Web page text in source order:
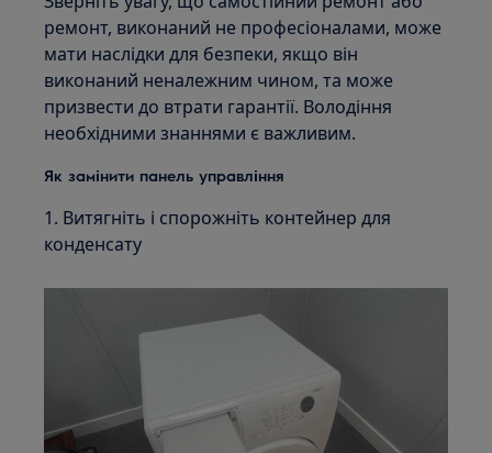
ремонт, виконаний не професіоналами, може
мати наслідки для безпеки, якщо він
виконаний неналежним чином, та може
призвести до втрати гарантії. Володіння
необхідними знаннями є важливим.
Як замінити панель управління
1. Витягніть і спорожніть контейнер для
конденсату